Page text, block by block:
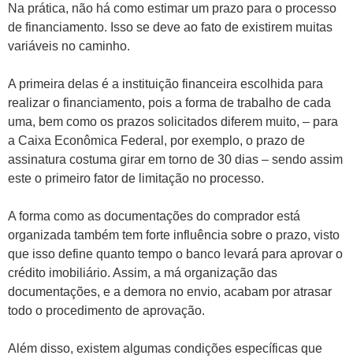
Na prática, não há como estimar um prazo para o processo
de financiamento. Isso se deve ao fato de existirem muitas
variáveis no caminho.
A primeira delas é a instituição financeira escolhida para
realizar o financiamento, pois a forma de trabalho de cada
uma, bem como os prazos solicitados diferem muito, – para
a Caixa Econômica Federal, por exemplo, o prazo de
assinatura costuma girar em torno de 30 dias – sendo assim
este o primeiro fator de limitação no processo.
A forma como as documentações do comprador está
organizada também tem forte influência sobre o prazo, visto
que isso define quanto tempo o banco levará para aprovar o
crédito imobiliário. Assim, a má organização das
documentações, e a demora no envio, acabam por atrasar
todo o procedimento de aprovação.
Além disso, existem algumas condições específicas que